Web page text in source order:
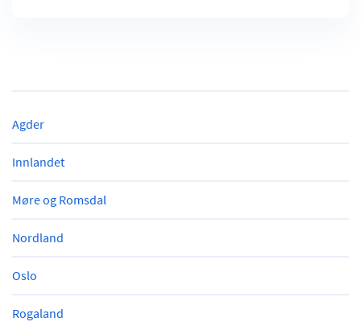
Agder
Innlandet
Møre og Romsdal
Nordland
Oslo
Rogaland